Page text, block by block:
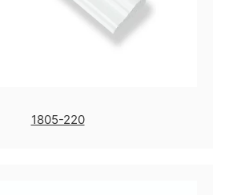
1805-220